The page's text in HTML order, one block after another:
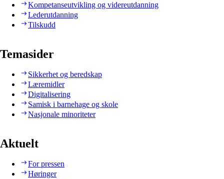
Kompetanseutvikling og videreutdanning
Lederutdanning
Tilskudd
Temasider
Sikkerhet og beredskap
Læremidler
Digitalisering
Samisk i barnehage og skole
Nasjonale minoriteter
Aktuelt
For pressen
Høringer